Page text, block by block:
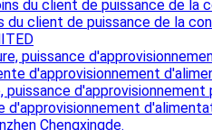
du client de puissance de la
puissance
Chengxingde.